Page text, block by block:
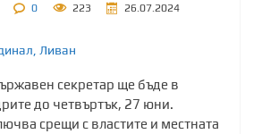
0 223 26.07.2024
, Ливан
секретар ще бъде в
до четвъртък, 27 юни.
срещи с властите и местната